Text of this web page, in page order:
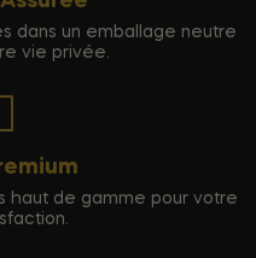
dans un emballage neutre
vie privée.
haut de gamme pour votre